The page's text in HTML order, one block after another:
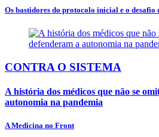
Os bastidores do protocolo inicial e o desafio
CONTRA O SISTEMA
A história dos médicos que não se
autonomia na pandemia
A Medicina no Front